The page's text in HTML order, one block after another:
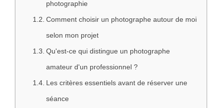
photographie
Comment choisir un photographe autour de moi
selon mon projet
Qu'est-ce qui distingue un photographe
amateur d'un professionnel ?
Les critères essentiels avant de réserver une
séance